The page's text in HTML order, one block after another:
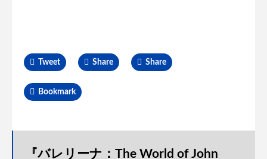
Tweet Share Share
Bookmark
『バレリーナ：The World of John